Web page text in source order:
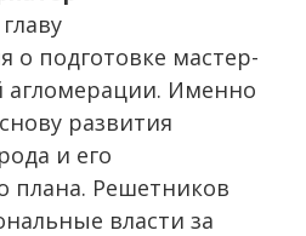
главу
о подготовке мастер-
агломерации. Именно
развития
и его
плана. Решетников
власти за